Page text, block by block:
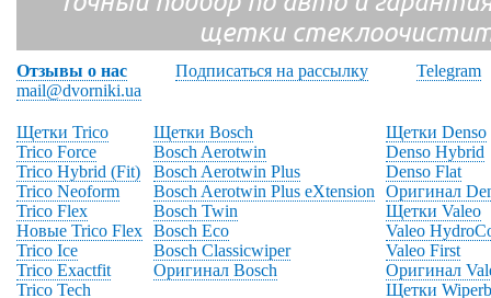
щетки
Отзывы о нас Подписаться на рассылку
Telegram
mail@dvorniki.ua
Щетки Trico
Trico Force
Trico Hybrid (Fit)
Trico Neoform
Trico Flex
Новые Trico Flex
Trico Ice
Trico Exactfit
Trico Tech
Щетки Bosch
Bosch Aerotwin
Bosch Aerotwin Plus
Bosch Aerotwin Plus eXtension
Bosch Twin
Bosch Eco
Bosch Classicwiper
Оригинал Bosch
Щетки Denso
Denso Hybrid
Denso Flat
Оригинал
Щетки Valeo
Valeo
Valeo First
Оригинал
Щетки